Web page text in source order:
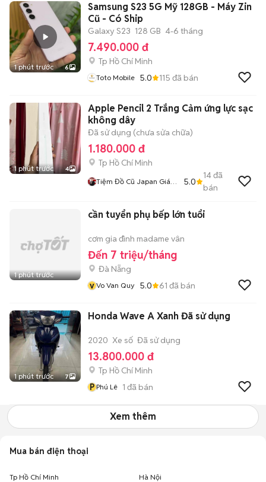
1 phút trước 6
Samsung S23 5G Mỹ 128GB - Máy Zin
Cũ - Có Ship
Galaxy S23 128 GB 4-6 tháng
7.490.000 đ
Tp Hồ Chí Minh
Toto Mobile 5.0 115 đã bán
1 phút trước 4
Apple Pencil 2 Trắng Cảm ứng lực sạc
không dây
Đã sử dụng (chưa sửa chữa)
1.180.000 đ
Tp Hồ Chí Minh
Tiệm Đồ Cũ Japan Giá
5.0
14đã
bán
1 phút trước
cần tuyển phụ bếp lớn tuổi
cơm gia đình madame vân
Đến 7 triệu/tháng
Đà Nẵng
v Vo Van Quy 5.0 61 đã bán
1 phút trước 7
Honda Wave A Xanh Đã sử dụng
2020 Xe số Đã sử dụng
13.800.000 đ
Tp Hồ Chí Minh
P Phú Lê 1 đã bán
Xem thêm
Mua bán điện thoại
Tp Hồ Chí Minh Hà Nội